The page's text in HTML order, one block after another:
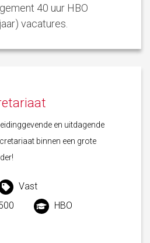
40 uur HBO
vacatures.
en uitdagende
binnen een grote
Vast
HBO